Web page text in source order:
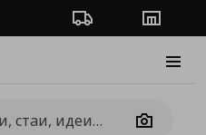
Проследяване на
Camera